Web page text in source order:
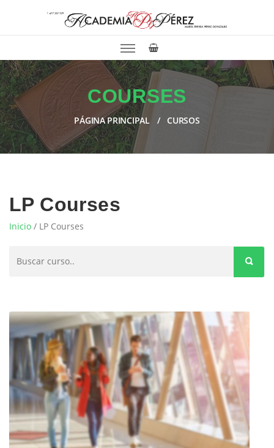
COURSES
PÁGINA PRINCIPAL CURSOS
LP Courses
Inicio / LP Courses